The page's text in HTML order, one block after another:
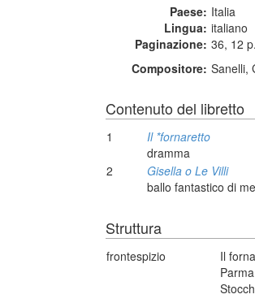
Paese: Italia
Lingua: italiano
Paginazione: 36, 12 p.
Compositore: Sanelli,
Contenuto del libretto
1
Il *fornaretto
dramma
2
Gisella o Le Villi
ballo fantastico di
Struttura
frontespizio
Il